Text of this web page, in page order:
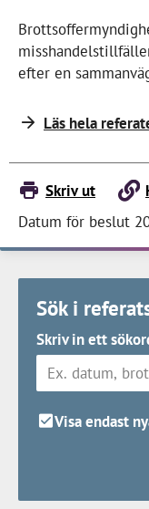
efter en
Läs hela
Skriv ut
Datum för beslut
Sök i
Skriv in ett
Visa endast